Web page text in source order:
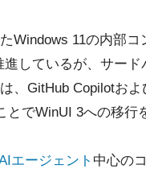
Windows 11の内部コ
しているが、サー
、GitHub Copilotお
でWinUI 3への移行
エージェント 中心の